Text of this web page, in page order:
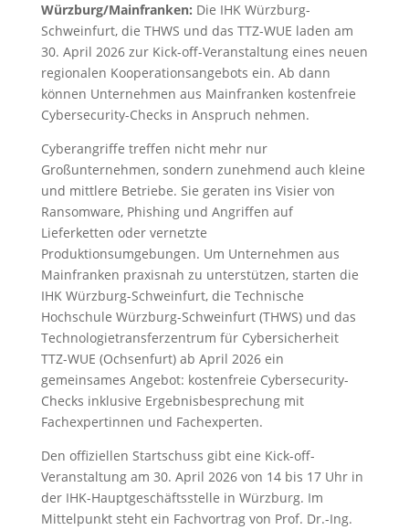
Würzburg/Mainfranken: Die IHK Würzburg-
Schweinfurt, die THWS und das TTZ-WUE laden am
30. April 2026 zur Kick-off-Veranstaltung eines neuen
regionalen Kooperationsangebots ein. Ab dann
können Unternehmen aus Mainfranken kostenfreie
Cybersecurity-Checks in Anspruch nehmen.
Cyberangriffe treffen nicht mehr nur
Großunternehmen, sondern zunehmend auch kleine
und mittlere Betriebe. Sie geraten ins Visier von
Ransomware, Phishing und Angriffen auf
Lieferketten oder vernetzte
Produktionsumgebungen. Um Unternehmen aus
Mainfranken praxisnah zu unterstützen, starten die
IHK Würzburg-Schweinfurt, die Technische
Hochschule Würzburg-Schweinfurt (THWS) und das
Technologietransferzentrum für Cybersicherheit
TTZ-WUE (Ochsenfurt) ab April 2026 ein
gemeinsames Angebot: kostenfreie Cybersecurity-
Checks inklusive Ergebnisbesprechung mit
Fachexpertinnen und Fachexperten.
Den offiziellen Startschuss gibt eine Kick-off-
Veranstaltung am 30. April 2026 von 14 bis 17 Uhr in
der IHK-Hauptgeschäftsstelle in Würzburg. Im
Mittelpunkt steht ein Fachvortrag von Prof. Dr.-Ing.